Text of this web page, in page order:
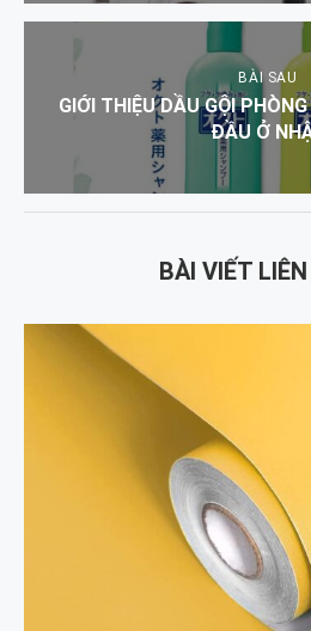
BÀI SAU
GIỚI THIỆU DẦU GỘI
ĐẦU Ở
BÀI VIẾT